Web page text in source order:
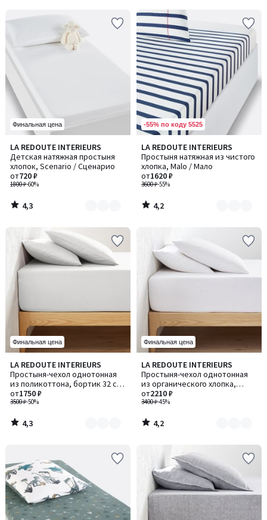
Финальная цена
LA REDOUTE INTERIEURS
Детская натяжная простыня
хлопок, Scenario / Сценарио
1800 ₽-60%
от720 ₽
4,3
/ 5
Количество
цветов:
2
4,3
/
-55% по коду 5525
LA REDOUTE INTERIEURS
Простыня натяжная из чистого
хлопка, Malo / Мало
3600 ₽-55%
от1620 ₽
4,2
/ 5
Количество
цветов:
2
4,2
/
Финальная цена
LA REDOUTE INTERIEURS
Простыня-чехол однотонная
из поликоттона, бортик 32 см,
Scenario / Сценарио
3500 ₽-50%
от1750 ₽
4,3
/ 5
Количество
цветов:
8
4,3
/
Финальная цена
LA REDOUTE INTERIEURS
Простыня-чехол однотонная
из органического хлопка,
бортик 30 см, Scenario /
Сценарио
3400 ₽-45%
от2210 ₽
4,2
/ 5
Количество
цветов:
8
4,2
/